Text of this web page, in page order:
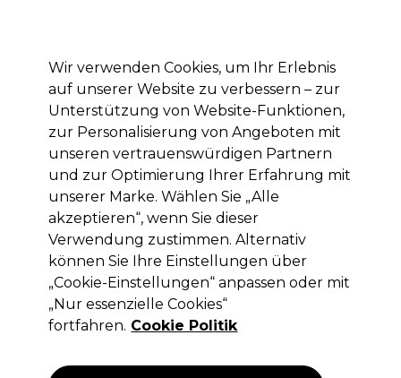
Anmelden
Marken Deals Haare Elektrogeräte Saloneinrichtung
Lieferung und Lieferzeiten
– mehr erfahren
Marken Cina
Cina
Filters
Wir verwenden Cookies, um Ihr Erlebnis
auf unserer Website zu verbessern – zur
Unterstützung von Website-Funktionen,
zur Personalisierung von Angeboten mit
unseren vertrauenswürdigen Partnern
und zur Optimierung Ihrer Erfahrung mit
unserer Marke. Wählen Sie „Alle
akzeptieren“, wenn Sie dieser
Verwendung zustimmen. Alternativ
können Sie Ihre Einstellungen über
„Cookie-Einstellungen“ anpassen oder mit
„Nur essenzielle Cookies“
fortfahren. Cookie Politik